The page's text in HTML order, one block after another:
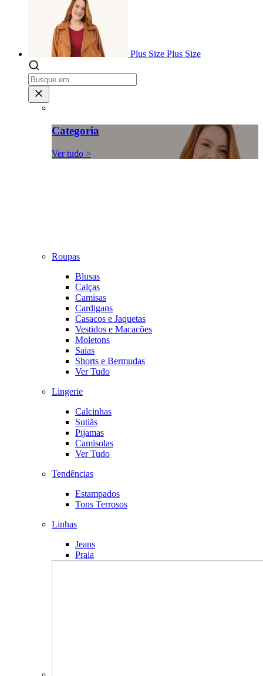
Plus Size Plus Size
Categoria
Ver tudo >
Roupas
Blusas
Calças
Camisas
Cardigans
Casacos e Jaquetas
Vestidos e Macacões
Moletons
Saias
Shorts e Bermudas
Ver Tudo
Lingerie
Calcinhas
Sutiãs
Pijamas
Camisolas
Ver Tudo
Tendências
Estampados
Tons Terrosos
Linhas
Jeans
Praia